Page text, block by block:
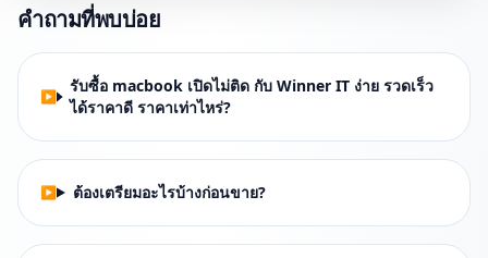
คำถามที่พบบ่อย
รับซื้อ macbook เปิดไม่ติด กับ Winner IT ง่าย รวดเร็ว
ได้ราคาดี ราคาเท่าไหร่?
ต้องเตรียมอะไรบ้างก่อนขาย?